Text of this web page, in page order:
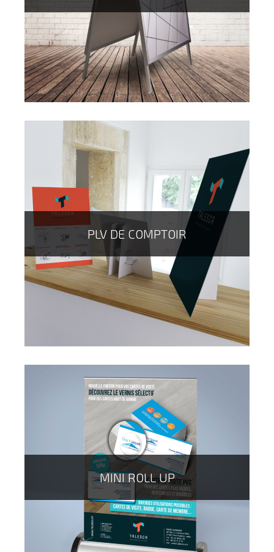
Le stop rayon entièrement personnalisé est LE produit
qui permet d'attirer l'oeil lors d'une présentation,
promotion ou lancement d'un nouveau produit !
Le porte affiche / stop trottoir est le produit qui vous
permettra de capter l'attention de vos clients sur le
trottoir devant votre magasin. Nous pouvons bien
entendu vous proposer en plus du stop trottoir, les
affiches à intégrer dedans.
PLV DE COMPTOIR
Afin de communiquer sur votre lieu de vente, le
présentoir en carton vous permet de relayer un nouveau
MINI ROLL UP